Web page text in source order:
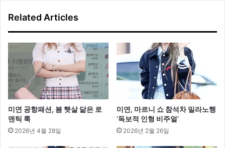
보
포
인
트
Related Articles
미연 공항패션, 봄 햇살 닮은 로
맨틱 룩
2026년 4월 28일
미연, 마르니 쇼 참석차 밀라노행
‘독보적 인형 비주얼’
2026년 2월 26일